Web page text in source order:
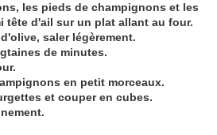
les pieds de champignons et les
tête d'ail sur un plat allant au four.
saler légèrement.
de minutes.
en petit morceaux.
et couper en cubes.